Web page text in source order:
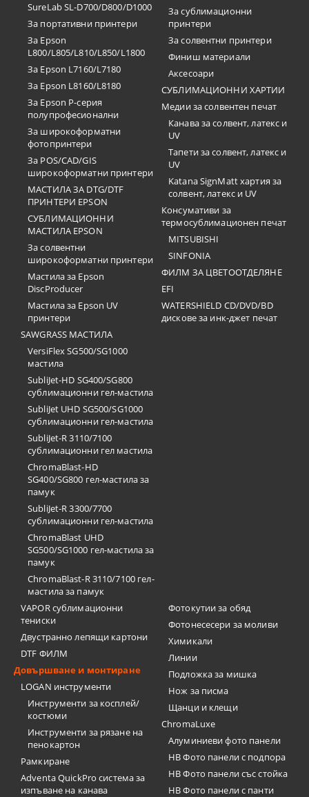
SureLab SL-D700/D800/D1000
За портативни принтери
За Epson
L800/L805/L810/L850/L1800
За Epson L7160/L7180
За Epson L8160/L8180
За Epson P-серия
полупрофесионални
За широкоформатни
фотопринтери
За POS/CAD/GIS
широкоформатни принтери
МАСТИЛА ЗА DTG/DTF
ПРИНТЕРИ EPSON
СУБЛИМАЦИОННИ
МАСТИЛА EPSON
За солвентни
широкоформатни принтери
Мастила за Epson
DiscProducer
Мастила за Epson UV
принтери
SAWGRASS МАСТИЛА
VersiFlex SG500/SG1000
мастила
SubliJet-HD SG400/SG800
сублимационни гел-мастила
SubliJet UHD SG500/SG1000
сублимационни гел-мастила
SubliJet-R 3110/7100
сублимационни гел мастила
ChromaBlast-HD
SG400/SG800 гел-мастила за
памук
SubliJet-R 3300/7700
сублимационни гел-мастила
ChromaBlast UHD
SG500/SG1000 гел-мастила за
памук
ChromaBlast-R 3110/7100 гел-
мастила за памук
За сублимационни
принтери
За солвентни принтери
Финиш материали
Аксесоари
СУБЛИМАЦИОННИ ХАРТИИ
Медии за солвентен печат
Канава за солвент, латекс и
UV
Тапети за солвент, латекс и
UV
Katana SignMatt хартия за
солвент, латекс и UV
Консумативи за
термосублимационен печат
MITSUBISHI
SINFONIA
ФИЛМ ЗА ЦВЕТООТДЕЛЯНЕ
EFI
WATERSHIELD CD/DVD/BD
дискове за инк-джет печат
VAPOR сублимационни
тениски
Двустранно лепящи картони
DTF ФИЛМ
Довършване и монтиране
LOGAN инструменти
Инструменти за косплей/
костюми
Инструменти за рязане на
пенокартон
Рамкиране
Adventa QuickPro система за
изпъване на канава
Фотокутии за обяд
Фотонесесери за моливи
Химикали
Линии
Подложка за мишка
Нож за писма
Щанци и клещи
ChromaLuxe
Алуминиеви фото панели
HB Фото панели с подпора
HB Фото панели със стойка
HB Фото панели с панти